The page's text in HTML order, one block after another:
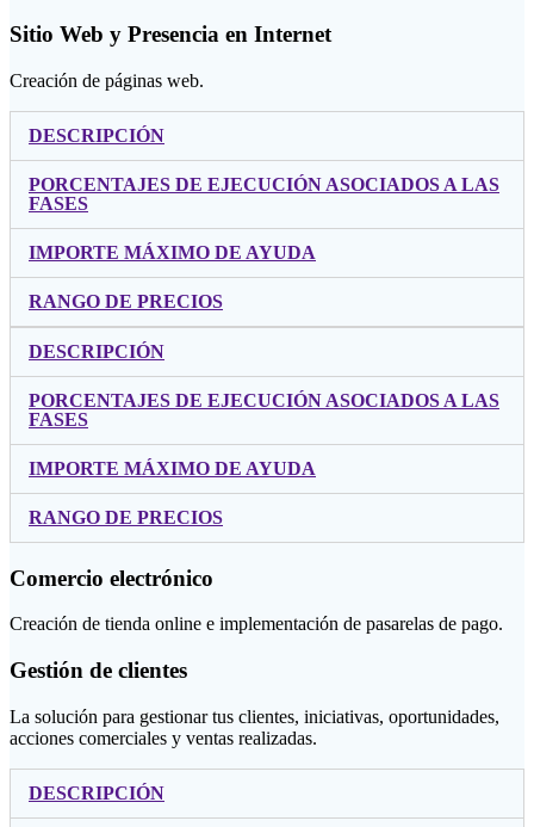
Sitio Web y Presencia en Internet
Creación de páginas web.
DESCRIPCIÓN
PORCENTAJES DE EJECUCIÓN ASOCIADOS A LAS
FASES
IMPORTE MÁXIMO DE AYUDA
RANGO DE PRECIOS
DESCRIPCIÓN
PORCENTAJES DE EJECUCIÓN ASOCIADOS A LAS
FASES
IMPORTE MÁXIMO DE AYUDA
RANGO DE PRECIOS
Comercio electrónico
Creación de tienda online e implementación de pasarelas de pago.
Gestión de clientes
La solución para gestionar tus clientes, iniciativas, oportunidades,
acciones comerciales y ventas realizadas.
DESCRIPCIÓN